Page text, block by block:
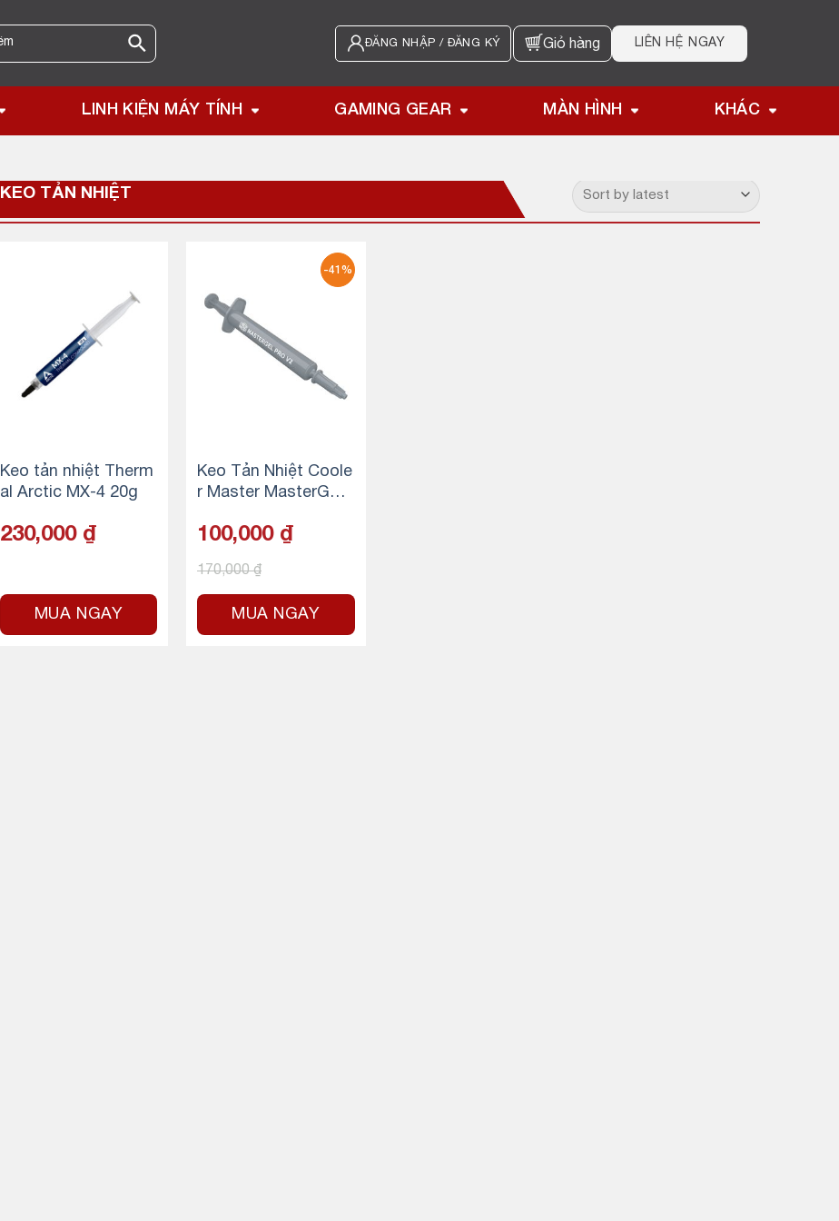
ĐĂNG NHẬP / ĐĂNG KÝ Giỏ hàng LIÊN HỆ NGAY
LINH KIỆN MÁY TÍNH GAMING GEAR MÀN HÌNH KHÁC
KEO TẢN NHIỆT
Keo tản nhiệt Therm
al Arctic MX-4 20g
230,000 ₫
MUA NGAY
-41%
Keo Tản Nhiệt Coole
r Master MasterGel
100,000 ₫
170,000₫
MUA NGAY